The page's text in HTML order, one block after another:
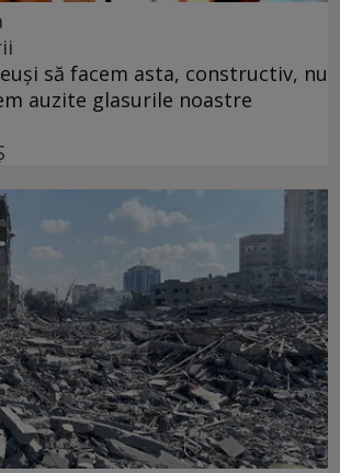
să facem asta, constructiv, nu
auzite glasurile noastre